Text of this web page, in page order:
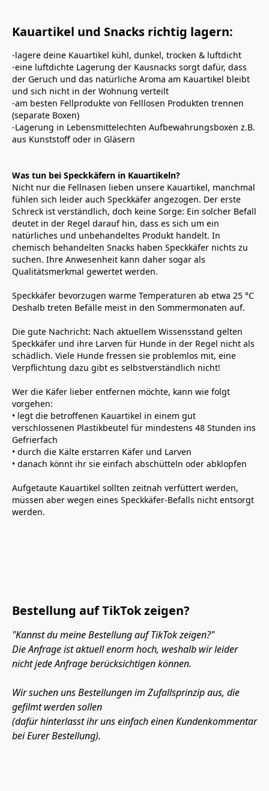
Kauartikel und Snacks richtig lagern:
-lagere deine Kauartikel kühl, dunkel, trocken & luftdicht
-eine luftdichte Lagerung der Kausnacks sorgt dafür, dass
der Geruch und das natürliche Aroma am Kauartikel bleibt
und sich nicht in der Wohnung verteilt
-am besten Fellprodukte von Felllosen Produkten trennen
(separate Boxen)
-Lagerung in Lebensmittelechten Aufbewahrungsboxen z.B.
aus Kunststoff oder in Gläsern
Was tun bei Speckkäfern in Kauartikeln?
Nicht nur die Fellnasen lieben unsere Kauartikel, manchmal
fühlen sich leider auch Speckkäfer angezogen. Der erste
Schreck ist verständlich, doch keine Sorge: Ein solcher Befall
deutet in der Regel darauf hin, dass es sich um ein
natürliches und unbehandeltes Produkt handelt. In
chemisch behandelten Snacks haben Speckkäfer nichts zu
suchen. Ihre Anwesenheit kann daher sogar als
Qualitätsmerkmal gewertet werden.
Speckkäfer bevorzugen warme Temperaturen ab etwa 25 °C
Deshalb treten Befälle meist in den Sommermonaten auf.
Die gute Nachricht: Nach aktuellem Wissensstand gelten
Speckkäfer und ihre Larven für Hunde in der Regel nicht als
schädlich. Viele Hunde fressen sie problemlos mit, eine
Verpflichtung dazu gibt es selbstverständlich nicht!
Wer die Käfer lieber entfernen möchte, kann wie folgt
vorgehen:
• legt die betroffenen Kauartikel in einem gut
verschlossenen Plastikbeutel für mindestens 48 Stunden ins
Gefrierfach
• durch die Kälte erstarren Käfer und Larven
• danach könnt ihr sie einfach abschütteln oder abklopfen
Aufgetaute Kauartikel sollten zeitnah verfüttert werden,
müssen aber wegen eines Speckkäfer-Befalls nicht entsorgt
werden.
Bestellung auf TikTok zeigen?
"Kannst du meine Bestellung auf TikTok zeigen?"
Die Anfrage ist aktuell enorm hoch, weshalb wir leider
nicht jede Anfrage berücksichtigen können.
Wir suchen uns Bestellungen im Zufallsprinzip aus, die
gefilmt werden sollen
(dafür hinterlasst ihr uns einfach einen Kundenkommentar
bei Eurer Bestellung).